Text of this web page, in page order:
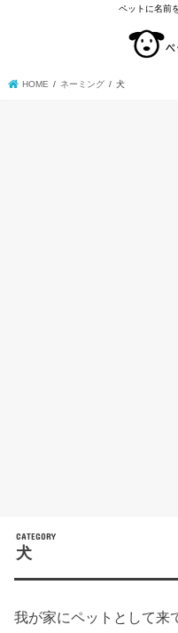
ペットに名前
HOME ネーミング 犬
犬
我が家にペットとして来